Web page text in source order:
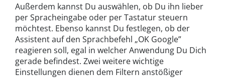
Außerdem kannst Du auswählen, ob Du ihn lieber
per Spracheingabe oder per Tastatur steuern
möchtest. Ebenso kannst Du festlegen, ob der
Assistent auf den Sprachbefehl „OK Google”
reagieren soll, egal in welcher Anwendung Du Dich
gerade befindest. Zwei weitere wichtige
Einstellungen dienen dem Filtern anstößiger